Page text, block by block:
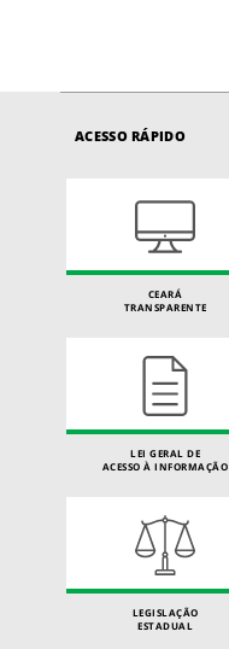
ACESSO RÁPIDO
CEARÁ
TRANSPARENTE
LEI GERAL DE
ACESSO À INFORMAÇÃO
LEGISLAÇÃO
ESTADUAL